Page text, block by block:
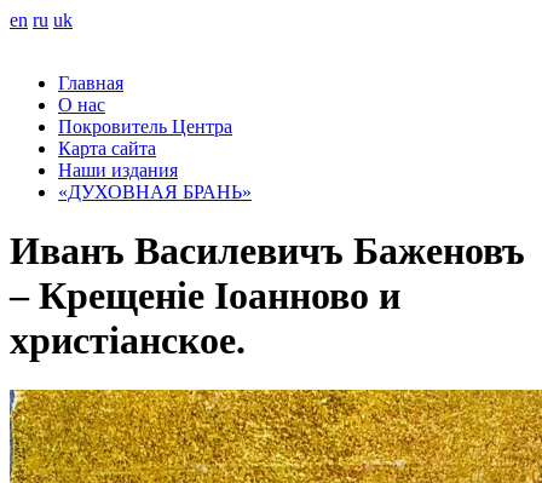
en ru uk
Главная
О нас
Покровитель Центра
Карта сайта
Наши издания
«ДУХОВНАЯ БРАНЬ»
Иванъ Василевичъ Баженовъ
– Крещеніе Іоанново и
христіанское.